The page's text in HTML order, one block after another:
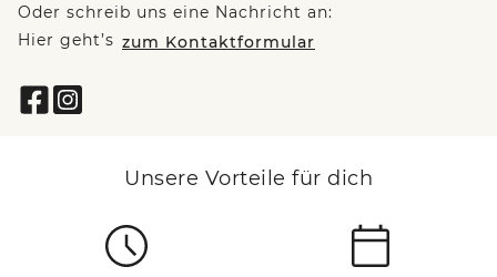
Oder schreib uns eine Nachricht an:
Hier geht’s zum Kontaktformular
Unsere Vorteile für dich